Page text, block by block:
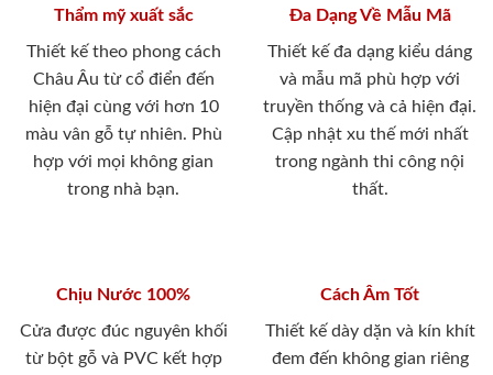
Thẩm mỹ xuất sắc
Thiết kế theo phong cách
Châu Âu từ cổ điển đến
hiện đại cùng với hơn 10
màu vân gỗ tự nhiên. Phù
hợp với mọi không gian
trong nhà bạn.
Đa Dạng Về Mẫu Mã
Thiết kế đa dạng kiểu dáng
và mẫu mã phù hợp với
truyền thống và cả hiện đại.
Cập nhật xu thế mới nhất
trong ngành thi công nội
thất.
Chịu Nước 100%
Cửa được đúc nguyên khối
từ bột gỗ và PVC kết hợp
Cách Âm Tốt
Thiết kế dày dặn và kín khít
đem đến không gian riêng